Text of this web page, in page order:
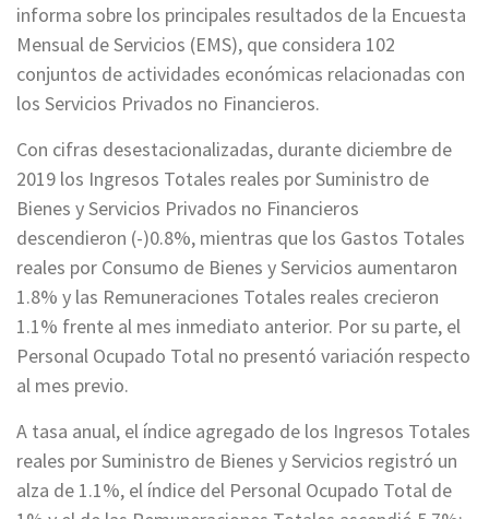
informa sobre los principales resultados de la Encuesta
Mensual de Servicios (EMS), que considera 102
conjuntos de actividades económicas relacionadas con
los Servicios Privados no Financieros.
Con cifras desestacionalizadas, durante diciembre de
2019 los Ingresos Totales reales por Suministro de
Bienes y Servicios Privados no Financieros
descendieron (-)0.8%, mientras que los Gastos Totales
reales por Consumo de Bienes y Servicios aumentaron
1.8% y las Remuneraciones Totales reales crecieron
1.1% frente al mes inmediato anterior. Por su parte, el
Personal Ocupado Total no presentó variación respecto
al mes previo.
A tasa anual, el índice agregado de los Ingresos Totales
reales por Suministro de Bienes y Servicios registró un
alza de 1.1%, el índice del Personal Ocupado Total de